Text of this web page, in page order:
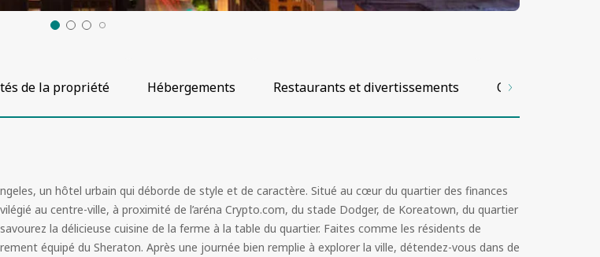
de la propriété Hébergements Restaurants et divertissements Offres
un hôtel urbain qui déborde de style et de caractère. Situé au cœur du quartier des finances
au centre-ville, à proximité de l’aréna Crypto.com, du stade Dodger, de Koreatown, du quartier
la délicieuse cuisine de la ferme à la table du quartier. Faites comme les résidents de
équipé du Sheraton. Après une journée bien remplie à explorer la ville, détendez-vous dans de